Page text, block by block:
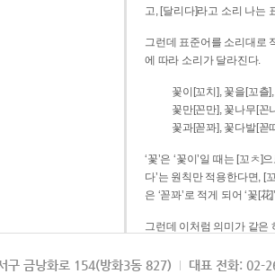
고, [달리다]라고 소리 나는
그런데 표준어를 소리대로
에 따라 소리가 달라진다.
꽃이[꼬치], 꽃을[꼬츨
꽃만[꼰만], 꽃나무[꼰
꽃과[꼳꽈], 꽃다발[꼳
‘꽃’은 ‘꽃이’일 때는 [꼬ㅊ]
다’는 원칙만 적용한다면, [꼬치]로 소리 나는 말은 ‘꼬치
은 ‘꼳꽈’로 적게 되어 ‘꽃[
그런데 이처럼 의미가 같은
되게 적는 것이 의미를 파
구 금낭화로 154(방화3동 827) 대표 전화: 02-